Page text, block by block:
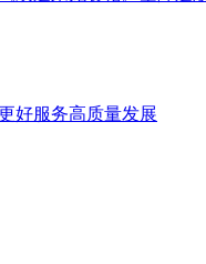
好服务高质量发展